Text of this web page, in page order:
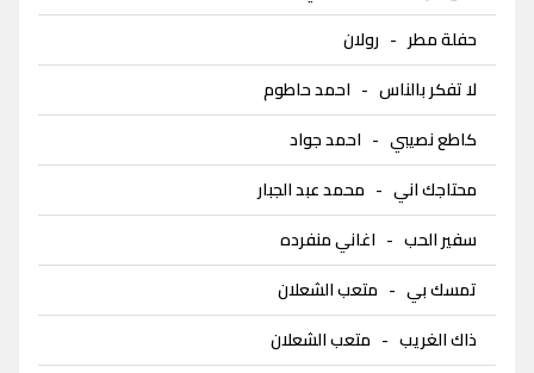
حفلة مطر- رولان
لا تفكر بالناس - احمد حاطوم
كاطع نصيبي - احمد جواد
محتاجك اني - محمد عبد الجبار
سفير الحب - اغاني منفرده
تمسك بي - متعب الشعلان
ذاك الغريب - متعب الشعلان